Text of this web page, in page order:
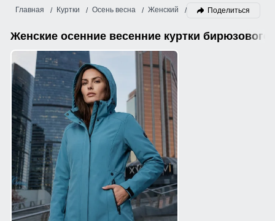
Главная Куртки Осень весна Женский Бирюзовый
Поделиться
Женские осенние весенние куртки бирюзового